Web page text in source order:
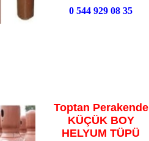
0 544 929 08 35
Toptan Perakende
KÜÇÜK BOY
HELYUM TÜPÜ